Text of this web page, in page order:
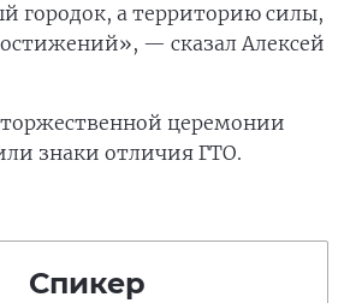
городок, а территорию силы,
— сказал Алексей
церемонии
знаки отличия ГТО.
Спикер